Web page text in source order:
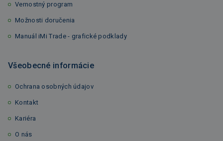
Vernostný program
Možnosti doručenia
Manuál iMi Trade - grafické podklady
Všeobecné informácie
Ochrana osobných údajov
Kontakt
Kariéra
O nás